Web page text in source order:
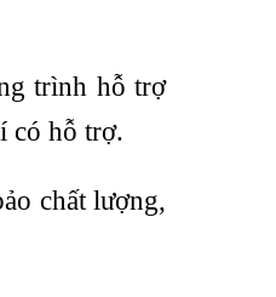
trình hỗ trợ
có hỗ trợ.
chất lượng,